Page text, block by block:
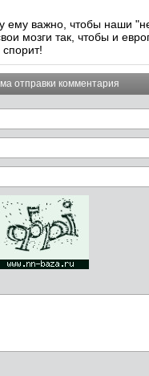
ему важно, чтобы наши
мозги так, чтобы и
спорит!
отправки комментария